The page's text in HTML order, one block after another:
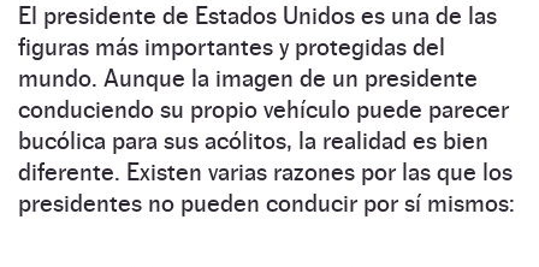
El presidente de Estados Unidos es una de las
figuras más importantes y protegidas del
mundo. Aunque la imagen de un presidente
conduciendo su propio vehículo puede parecer
bucólica para sus acólitos, la realidad es bien
diferente. Existen varias razones por las que los
presidentes no pueden conducir por sí mismos: